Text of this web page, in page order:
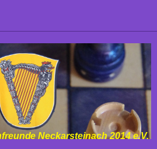
Neckarsteinach 2014 e.V.